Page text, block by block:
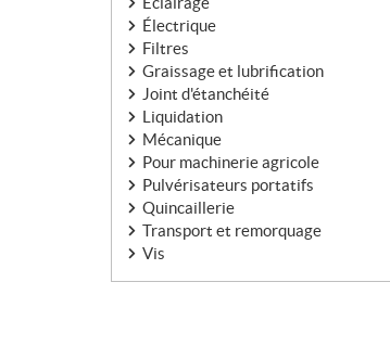
Électrique
Filtres
Graissage et lubrification
Joint d'étanchéité
Liquidation
Mécanique
Pour machinerie agricole
Pulvérisateurs portatifs
Quincaillerie
Transport et remorquage
Vis